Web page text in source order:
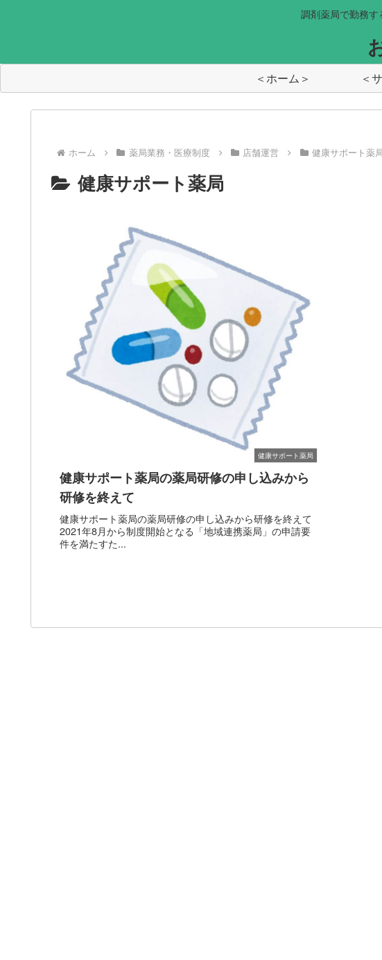
調剤薬局で勤務
＜ホーム＞ ＜
ホーム 薬局業務・医療制度 店舗運営 健康サポート薬
健康サポート薬局
健康サポート薬局
健康サポート薬局の薬局研修の申し込みから
研修を終えて
健康サポート薬局の薬局研修の申し込みから研修を終えて
2021年8月から制度開始となる「地域連携薬局」の申請要
件を満たすた...